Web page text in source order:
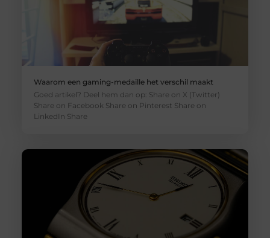
Waarom een gaming-medaille het verschil maakt
Goed artikel? Deel hem dan op: Share on X (Twitter)
Share on Facebook Share on Pinterest Share on
LinkedIn Share